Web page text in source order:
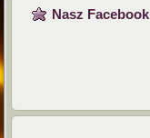
Nasz Facebook